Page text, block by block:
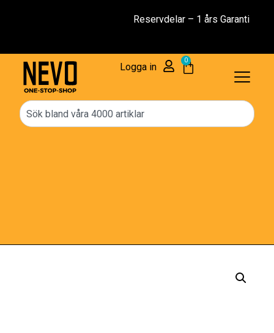
Reservdelar – 1 års Garanti
Logga in
0